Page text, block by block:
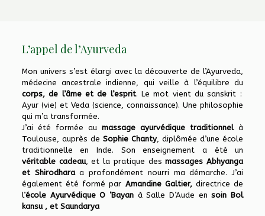
L’appel de l’Ayurveda
Mon univers s’est élargi avec la découverte de l’Ayurveda,
médecine ancestrale indienne, qui veille à l’équilibre du
corps, de l’âme et de l’esprit. Le mot vient du sanskrit :
Ayur (vie) et Veda (science, connaissance). Une philosophie
qui m’a transformée.
J’ai été formée aumassage ayurvédique traditionnelà
Toulouse, auprès de Sophie Chanty, diplômée d’une école
traditionnelle en Inde. Son enseignement a été un
véritable cadeau, et la pratique desmassages Abhyanga
et Shirodharaa profondément nourri ma démarche.J’ai
également été formé par Amandine Galtier,directrice de
l’école Ayurvédique O ‘Bayanà Salle D’Aude ensoin Bol
kansu , et Saundarya